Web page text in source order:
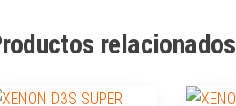
relacionados